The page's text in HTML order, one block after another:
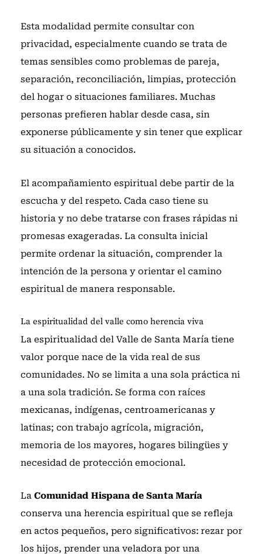
Esta modalidad permite consultar con
privacidad, especialmente cuando se trata de
temas sensibles como problemas de pareja,
separación, reconciliación, limpias, protección
del hogar o situaciones familiares. Muchas
personas prefieren hablar desde casa, sin
exponerse públicamente y sin tener que explicar
su situación a conocidos.
El acompañamiento espiritual debe partir de la
escucha y del respeto. Cada caso tiene su
historia y no debe tratarse con frases rápidas ni
promesas exageradas. La consulta inicial
permite ordenar la situación, comprender la
intención de la persona y orientar el camino
espiritual de manera responsable.
La espiritualidad del valle como herencia viva
La espiritualidad del Valle de Santa María tiene
valor porque nace de la vida real de sus
comunidades. No se limita a una sola práctica ni
a una sola tradición. Se forma con raíces
mexicanas, indígenas, centroamericanas y
latinas; con trabajo agrícola, migración,
memoria de los mayores, hogares bilingües y
necesidad de protección emocional.
La Comunidad Hispana de Santa María
conserva una herencia espiritual que se refleja
en actos pequeños, pero significativos: rezar por
los hijos, prender una veladora por una